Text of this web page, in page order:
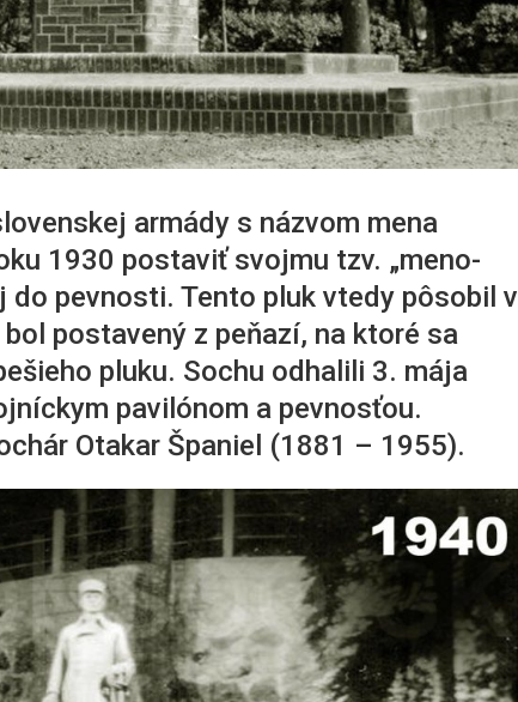
armády s názvom mena
1930 postaviť svojmu tzv. „meno-
do pevnosti. Tento pluk vtedy pôsobil v
postavený z peňazí, na ktoré sa
pluku. Sochu odhalili 3. mája
pavilónom a pevnosťou.
Otakar Španiel (1881 – 1955).